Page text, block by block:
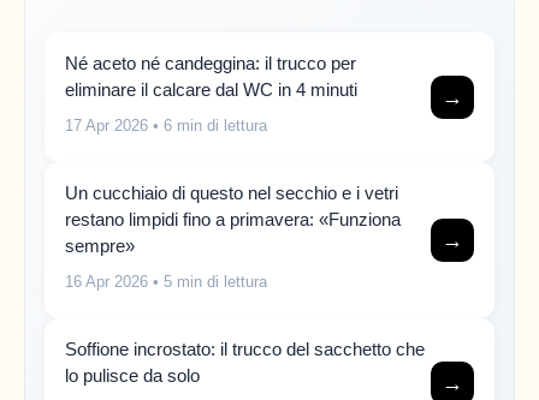
Né aceto né candeggina: il trucco per
eliminare il calcare dal WC in 4 minuti
17 Apr 2026 • 6 min di lettura
→
Un cucchiaio di questo nel secchio e i vetri
restano limpidi fino a primavera: «Funziona
sempre»
16 Apr 2026 • 5 min di lettura
→
Soffione incrostato: il trucco del sacchetto che
lo pulisce da solo
→